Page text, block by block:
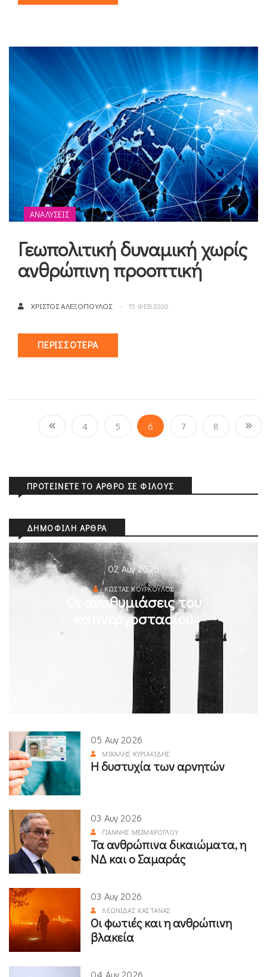
ΑΝΑΛΎΣΕΙΣ
Γεωπολιτική δυναμική χωρίς
ανθρώπινη προοπτική
ΧΡΊΣΤΟΣ ΑΛΕΞΌΠΟΥΛΟΣ 15 ΦΕΒ 2026
ΠΕΡΙΣΣΌΤΕΡΑ
4 5 6 7 8
ΠΡΟΤΕΊΝΕΤΕ ΤΟ ΆΡΘΡΟ ΣΕ ΦΊΛΟΥΣ
ΔΗΜΟΦΙΛΉ ΆΡΘΡΑ
02 Αυγ 2026
ΚΏΣΤΑΣ ΚΟΎΡΚΟΥΛΟΣ
Οι αναθυμιάσεις του
καπνεργοστασίου
05 Αυγ 2026
ΜΙΧΆΛΗΣ ΚΥΡΙΑΚΊΔΗΣ
Η δυστυχία των αρνητών
03 Αυγ 2026
ΓΙΆΝΝΗΣ ΜΕΪΜΆΡΟΓΛΟΥ
Τα ανθρώπινα δικαιώματα, η
ΝΔ και ο Σαμαράς
03 Αυγ 2026
ΛΕΩΝΊΔΑΣ ΚΑΣΤΑΝΆΣ
Οι φωτιές και η ανθρώπινη
βλακεία
04 Αυγ 2026